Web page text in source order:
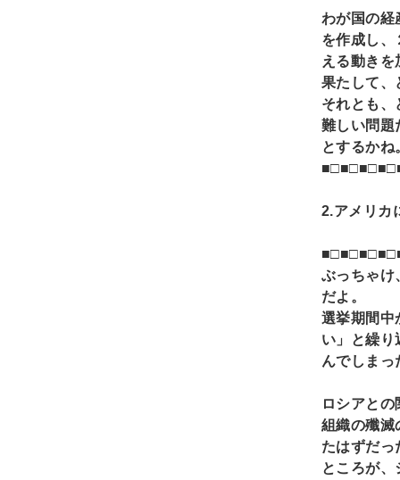
わが国の経
を作成し、
える動き
果たして、
それとも、
難しい問題
とするかね
2.アメリカ
ぶっちゃけ
だよ。
選挙期間中
い」と繰り
んでしま
ロシアと
組織の殲滅
たはずだっ
ところが